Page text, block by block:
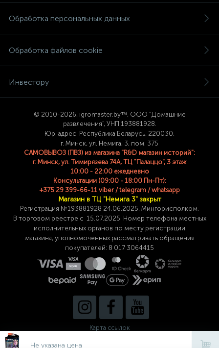
Не указана цена
Обработка персональных данных
Обработка файлов cookie
Инвестору
© 2010-2026, igromaster.by™, ООО "Домашние
развлечения", УНП 193881928.
Юр. адрес: Республика Беларусь, 220030,
г. Минск, ул. Немига, 3, пом. 375
САМОВЫВОЗ (ПВЗ) из магазина "R&D магазин историй":
г. Минск, ул. Тимирязева 74A, ТЦ "Палаццо", 3 этаж
10:00 - 22:00 ежедневно
Консультации (09:00 - 18:00 Пн-Пт):
+375 29 399-66-11 viber / telegram / whatsapp
Магазин в ТЦ "Немига 3" закрыт
Регистрация №193881928 24 .06.2025, Мингорисполком.
В торговом реестре с 15.07.2025. Номер телефона местных
исполнительных органов по месту регистрации
магазина,уполномоченных рассматривать обращения
покупателей: 8 017 3064415
Карта ссылок